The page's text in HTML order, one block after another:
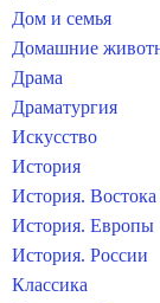
Дом и семья
Домашние
Драма
Драматургия
Искусство
История
История. Востока
История. Европы
История. России
Классика